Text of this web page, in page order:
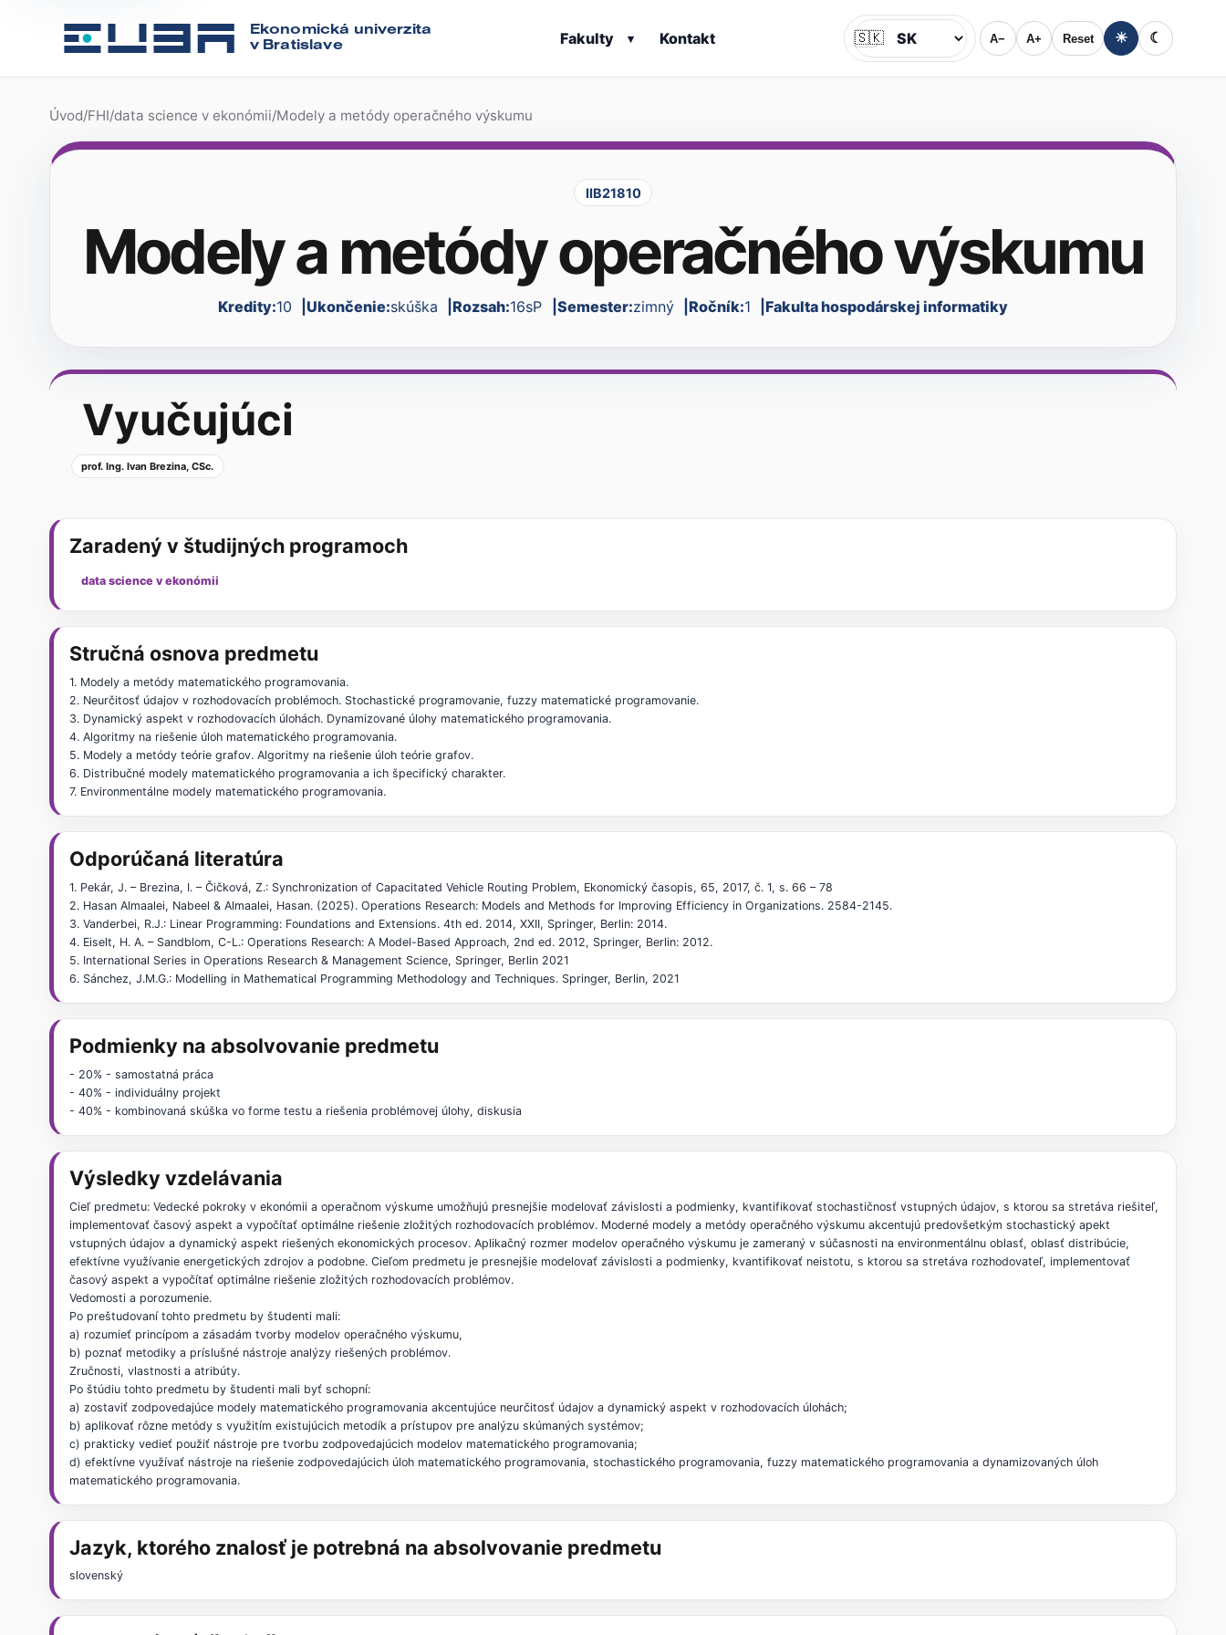
Ekonomická univerzita
v Bratislave
Fakulty ▾ Kontakt Jazyk
🇸🇰 A− A+ Reset ☀ ☾
Úvod/FHI/data science v ekonómii/Modely a metódy operačného výskumu
IIB21810
Modely a metódy operačného výskumu
Kredity:10 Ukončenie:skúška Rozsah:16sP Semester:zimný Ročník:1 Fakulta hospodárskej informatiky
Vyučujúci
prof. Ing. Ivan Brezina, CSc.
Zaradený v študijných programoch
data science v ekonómii
Stručná osnova predmetu
1. Modely a metódy matematického programovania.
2. Neurčitosť údajov v rozhodovacích problémoch. Stochastické programovanie, fuzzy matematické programovanie.
3. Dynamický aspekt v rozhodovacích úlohách. Dynamizované úlohy matematického programovania.
4. Algoritmy na riešenie úloh matematického programovania.
5. Modely a metódy teórie grafov. Algoritmy na riešenie úloh teórie grafov.
6. Distribučné modely matematického programovania a ich špecifický charakter.
7. Environmentálne modely matematického programovania.
Odporúčaná literatúra
1. Pekár, J. – Brezina, I. – Čičková, Z.: Synchronization of Capacitated Vehicle Routing Problem, Ekonomický časopis, 65, 2017, č. 1, s. 66 – 78
2. Hasan Almaalei, Nabeel & Almaalei, Hasan. (2025). Operations Research: Models and Methods for Improving Efficiency in Organizations. 2584-2145.
3. Vanderbei, R.J.: Linear Programming: Foundations and Extensions. 4th ed. 2014, XXII, Springer, Berlin: 2014.
4. Eiselt, H. A. – Sandblom, C-L.: Operations Research: A Model-Based Approach, 2nd ed. 2012, Springer, Berlin: 2012.
5. International Series in Operations Research & Management Science, Springer, Berlin 2021
6. Sánchez, J.M.G.: Modelling in Mathematical Programming Methodology and Techniques. Springer, Berlin, 2021
Podmienky na absolvovanie predmetu
- 20% - samostatná práca
- 40% - individuálny projekt
- 40% - kombinovaná skúška vo forme testu a riešenia problémovej úlohy, diskusia
Výsledky vzdelávania
Cieľ predmetu: Vedecké pokroky v ekonómii a operačnom výskume umožňujú presnejšie modelovať závislosti a podmienky, kvantifikovať stochastičnosť vstupných údajov, s ktorou sa stretáva riešiteľ,
implementovať časový aspekt a vypočítať optimálne riešenie zložitých rozhodovacích problémov. Moderné modely a metódy operačného výskumu akcentujú predovšetkým stochastický apekt
vstupných údajov a dynamický aspekt riešených ekonomických procesov. Aplikačný rozmer modelov operačného výskumu je zameraný v súčasnosti na environmentálnu oblasť, oblasť distribúcie,
efektívne využívanie energetických zdrojov a podobne. Cieľom predmetu je presnejšie modelovať závislosti a podmienky, kvantifikovať neistotu, s ktorou sa stretáva rozhodovateľ, implementovať
časový aspekt a vypočítať optimálne riešenie zložitých rozhodovacích problémov.
Vedomosti a porozumenie.
Po preštudovaní tohto predmetu by študenti mali:
a) rozumieť princípom a zásadám tvorby modelov operačného výskumu,
b) poznať metodiky a príslušné nástroje analýzy riešených problémov.
Zručnosti, vlastnosti a atribúty.
Po štúdiu tohto predmetu by študenti mali byť schopní:
a) zostaviť zodpovedajúce modely matematického programovania akcentujúce neurčitosť údajov a dynamický aspekt v rozhodovacích úlohách;
b) aplikovať rôzne metódy s využitím existujúcich metodík a prístupov pre analýzu skúmaných systémov;
c) prakticky vedieť použiť nástroje pre tvorbu zodpovedajúcich modelov matematického programovania;
d) efektívne využívať nástroje na riešenie zodpovedajúcich úloh matematického programovania, stochastického programovania, fuzzy matematického programovania a dynamizovaných úloh
matematického programovania.
Jazyk, ktorého znalosť je potrebná na absolvovanie predmetu
slovenský